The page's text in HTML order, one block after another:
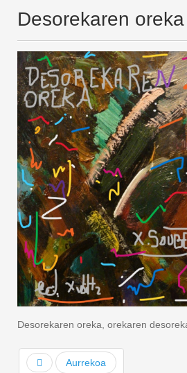
Desorekaren oreka
Desorekaren oreka, orekaren
Aurrekoa